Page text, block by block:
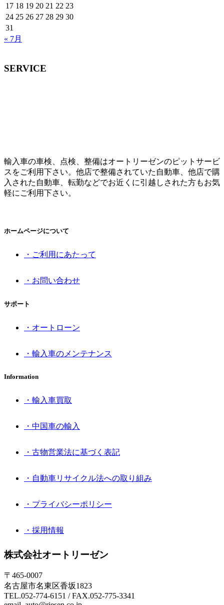
17 18 19 20 21 22 23
24 25 26 27 28 29 30
31
« 7月
SERVICE
輸入車の車検、点検、整備はオートリーゼンのピットサービ
スをご利用下さい。他店で整備されていた自動車、他店で購
入された自動車、転勤などでお近くに引越しされた方もお気
軽にご利用下さい。
ホームページについて
・ご利用にあたって
・お問い合わせ
サポート
・オートローン
・輸入車のメンテナンス
Information
・輸入車買取
・中国車の輸入
・古物営業法に基づく表記
・自動車リサイクル法への取り組み
・プライバシーポリシー
・採用情報
株式会社オートリーゼン
〒465-0007
名古屋市名東区香坂1823
TEL.052-774-6151 / FAX.052-775-3341